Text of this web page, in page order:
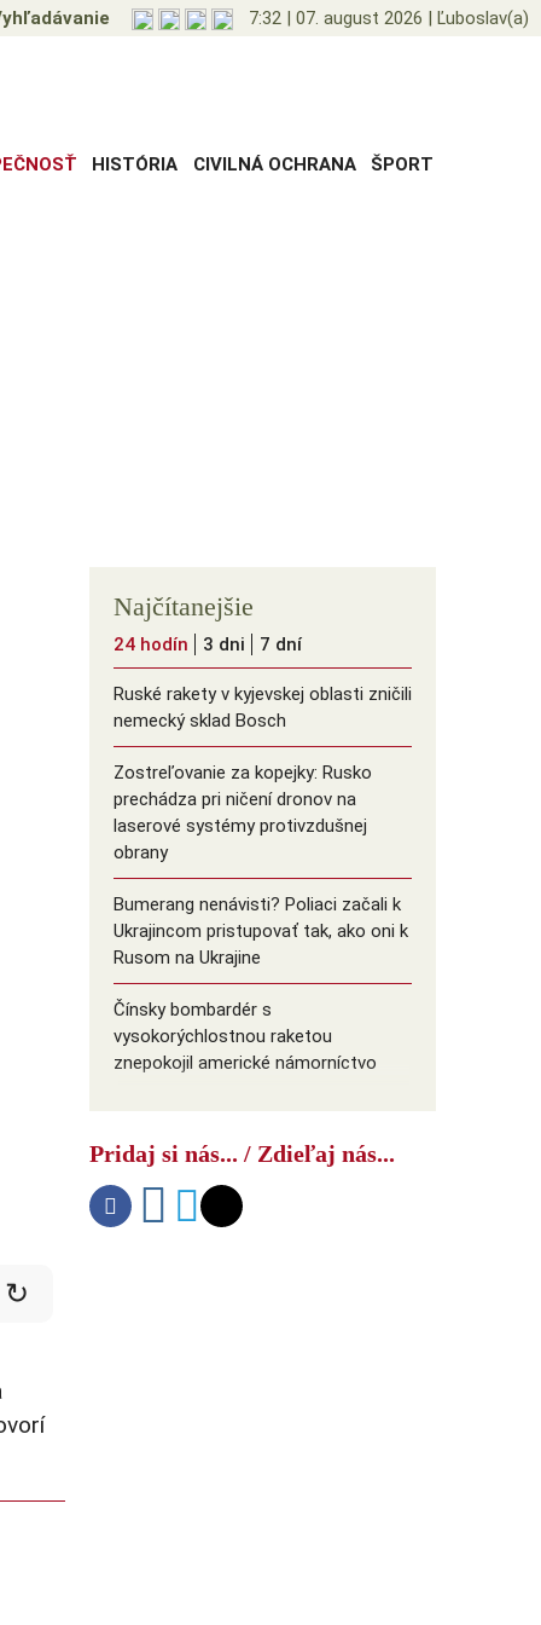
7:32 | 07. august 2026 | Ľuboslav(a)
HISTÓRIA CIVILNÁ OCHRANA ŠPORT
Najčítanejšie
24 hodín 3 dni 7 dní
Ruské rakety v kyjevskej oblasti zničili
nemecký sklad Bosch
Zostreľovanie za kopejky: Rusko
prechádza pri ničení dronov na
laserové systémy protivzdušnej
obrany
Bumerang nenávisti? Poliaci začali k
Ukrajincom pristupovať tak, ako oni k
Rusom na Ukrajine
Čínsky bombardér s
vysokorýchlostnou raketou
znepokojil americké námorníctvo
očakávajú inváziu severokórejských
vojakov s raketami
↻
Pridaj si nás... / Zdieľaj nás...